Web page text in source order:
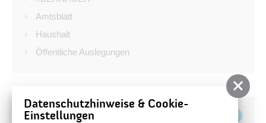
Bürgerservice
Bürgerinformation
Stadtverwaltung
Amtsblatt
Haushalt
Öffentliche Auslegungen
Teilen auf
Datenschutzhinweise & Cookie-
Einstellungen